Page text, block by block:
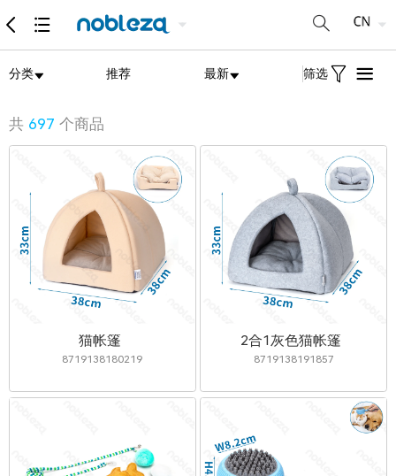
分类 推荐 最新 筛选
共 697 个商品
猫帐篷
8719138180219
2合1灰色猫帐篷
8719138191857